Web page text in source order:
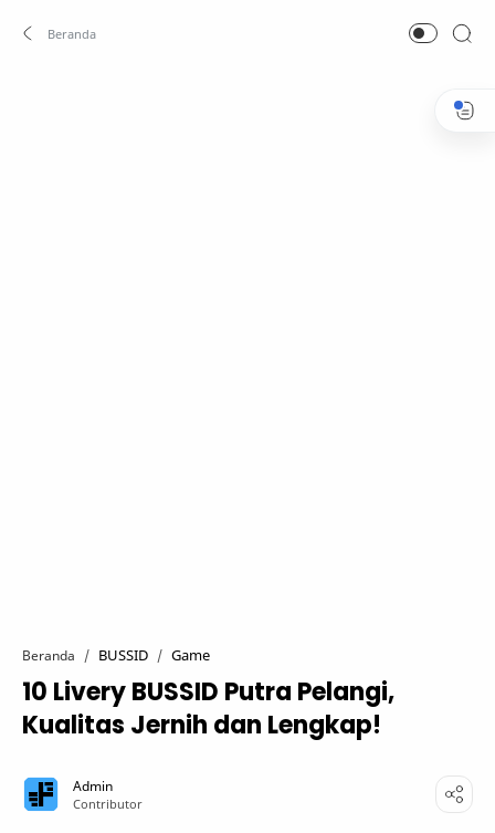
Beranda BUSSID Game
10 Livery BUSSID Putra Pelangi,
Kualitas Jernih dan Lengkap!